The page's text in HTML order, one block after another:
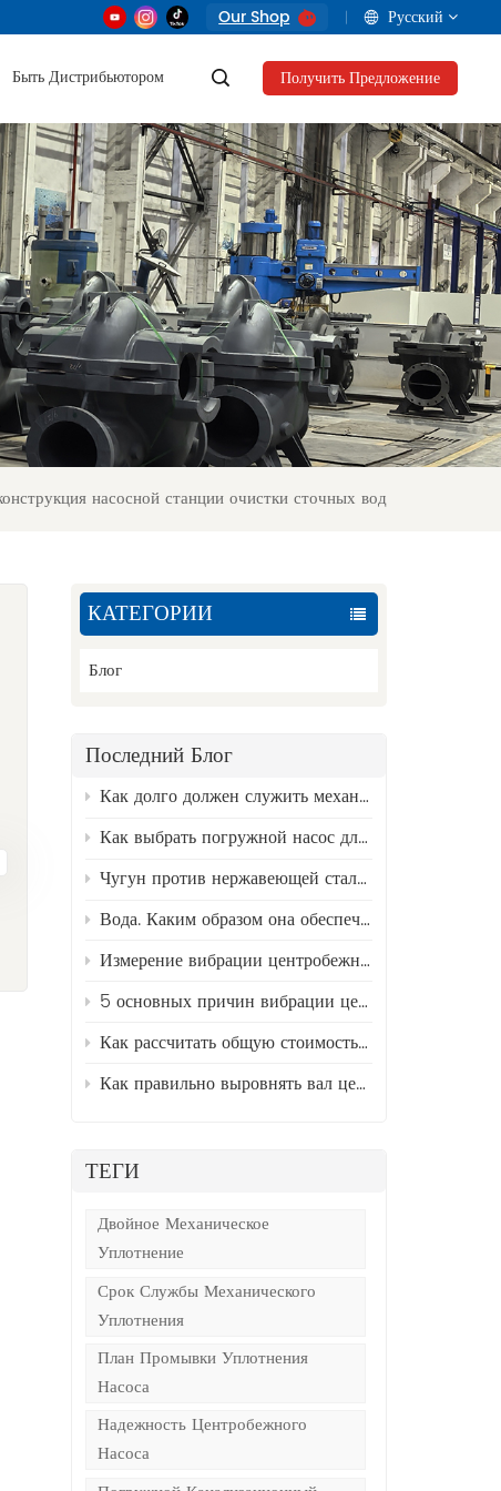
Our Shop Русский
français
русский
العربية
Tiếng Việt
Indonesia
Быть Дистрибьютором Получить Предложение
насосной станции очистки сточных вод
КАТЕГОРИИ
Блог
Последний Блог
Как долго должен служить механический уплотнитель? Факторы, влияющие на его состояние, и руководство по замене.
Как выбрать погружной насос для скважины?
Чугун против нержавеющей стали 316 — лучший материал для насосов для сточных вод.
Вода. Каким образом она обеспечивает бесперебойную работу промышленных предприятий?
Измерение вибрации центробежных насосов и анализ типичных неисправностей.
5 основных причин вибрации центробежных насосов и способы их устранения.
Как рассчитать общую стоимость владения (TCO) промышленными насосами
Как правильно выровнять вал центробежного насоса и двигателя за 5 простых шагов
ТЕГИ
Двойное Механическое
Уплотнение
Срок Службы Механического
Уплотнения
План Промывки Уплотнения
Насоса
Надежность Центробежного
Насоса